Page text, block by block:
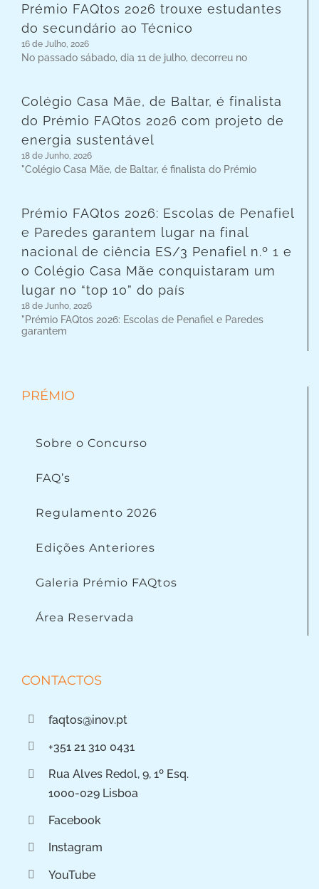
Prémio FAQtos 2026 trouxe estudantes
do secundário ao Técnico
16 de Julho, 2026
No passado sábado, dia 11 de julho, decorreu no
Colégio Casa Mãe, de Baltar, é finalista
do Prémio FAQtos 2026 com projeto de
energia sustentável
18 de Junho, 2026
"Colégio Casa Mãe, de Baltar, é finalista do Prémio
Prémio FAQtos 2026: Escolas de Penafiel
e Paredes garantem lugar na final
nacional de ciência ES/3 Penafiel n.º 1 e
o Colégio Casa Mãe conquistaram um
lugar no “top 10” do país
18 de Junho, 2026
"Prémio FAQtos 2026: Escolas de Penafiel e Paredes
garantem
PRÉMIO
Sobre o Concurso
FAQ’s
Regulamento 2026
Edições Anteriores
Galeria Prémio FAQtos
Área Reservada
CONTACTOS
faqtos@inov.pt
+351 21 310 0431
Rua Alves Redol, 9, 1º Esq.
1000-029 Lisboa
Facebook
Instagram
YouTube